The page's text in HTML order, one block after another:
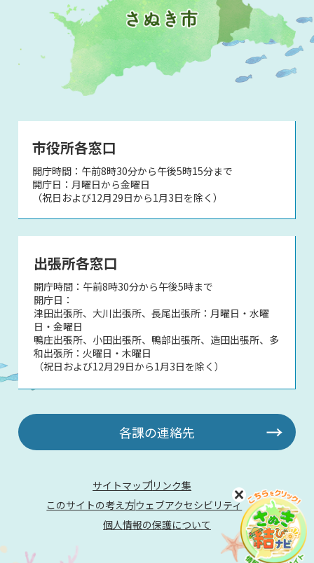
市役所各窓口
開庁時間：午前8時30分から午後5時15分まで
開庁日：月曜日から金曜日
（祝日および12月29日から1月3日を除く）
出張所各窓口
開庁時間：午前8時30分から午後5時まで
開庁日：
津田出張所、大川出張所、長尾出張所：月曜日・水曜
日・金曜日
鴨庄出張所、小田出張所、鴨部出張所、造田出張所、多
和出張所：火曜日・木曜日
（祝日および12月29日から1月3日を除く）
各課の連絡先
サイトマップ リンク集
このサイトの考え方ウェブアクセシビリティ
個人情報の保護について